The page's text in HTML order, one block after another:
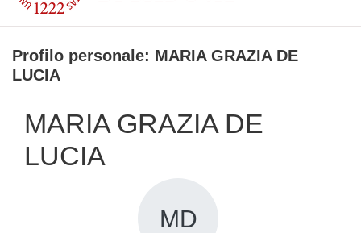
Profilo personale: MARIA GRAZIA DE
LUCIA
MARIA GRAZIA DE
LUCIA
MD